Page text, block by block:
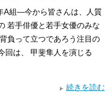
A組―今から皆さんは、人質
若手俳優と若手女優のみな
負って立つであろう注目の
回は、 甲斐隼人を演じる
続きを読む